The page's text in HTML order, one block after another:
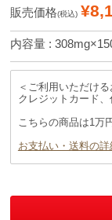
販売価格(税込)
内容量 :
＜ご利用いただけ
クレジットカード、
こちらの商品は1万
お支払い・送料の詳